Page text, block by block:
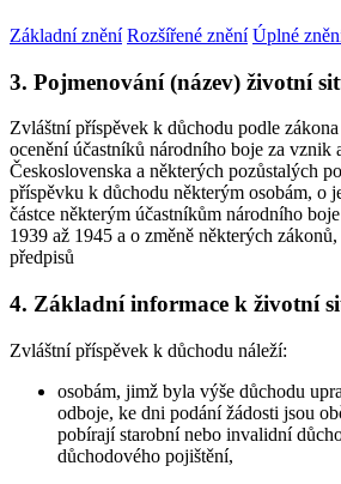
Základní znění Rozšířené znění Úplné
3. Pojmenování (název) životní
Zvláštní příspěvek k důchodu podle
ocenění účastníků národního boje za vznik
Československa a některých pozůstalých
příspěvku k důchodu některým osobám, o
částce některým účastníkům národního
1939 až 1945 a o změně některých
předpisů
4. Základní informace k životní
Zvláštní příspěvek k důchodu náleží:
osobám, jimž byla výše důchodu
odboje, ke dni podání žádosti jsou
pobírají starobní nebo invalidní
důchodového pojištění,